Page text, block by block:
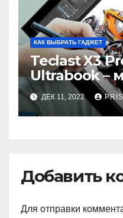
КАК ВЫБРАТЬ ГАДЖЕТ
Teclast X3
Ultrabook –
ДЕК 11, 2022
Добавить
Для отправки